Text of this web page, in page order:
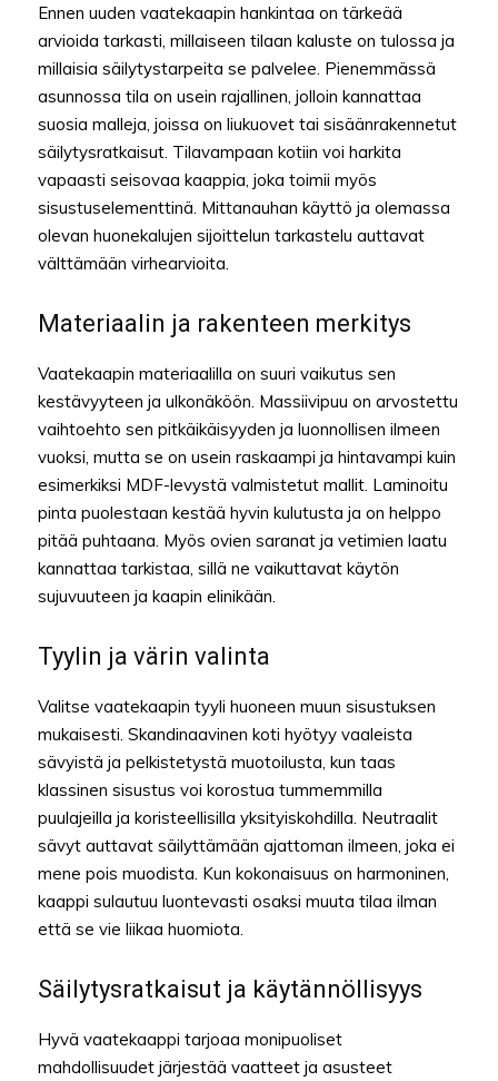
Ennen uuden vaatekaapin hankintaa on tärkeää
arvioida tarkasti, millaiseen tilaan kaluste on tulossa ja
millaisia säilytystarpeita se palvelee. Pienemmässä
asunnossa tila on usein rajallinen, jolloin kannattaa
suosia malleja, joissa on liukuovet tai sisäänrakennetut
säilytysratkaisut. Tilavampaan kotiin voi harkita
vapaasti seisovaa kaappia, joka toimii myös
sisustuselementtinä. Mittanauhan käyttö ja olemassa
olevan huonekalujen sijoittelun tarkastelu auttavat
välttämään virhearvioita.
Materiaalin ja rakenteen merkitys
Vaatekaapin materiaalilla on suuri vaikutus sen
kestävyyteen ja ulkonäköön. Massiivipuu on arvostettu
vaihtoehto sen pitkäikäisyyden ja luonnollisen ilmeen
vuoksi, mutta se on usein raskaampi ja hintavampi kuin
esimerkiksi MDF-levystä valmistetut mallit. Laminoitu
pinta puolestaan kestää hyvin kulutusta ja on helppo
pitää puhtaana. Myös ovien saranat ja vetimien laatu
kannattaa tarkistaa, sillä ne vaikuttavat käytön
sujuvuuteen ja kaapin elinikään.
Tyylin ja värin valinta
Valitse vaatekaapin tyyli huoneen muun sisustuksen
mukaisesti. Skandinaavinen koti hyötyy vaaleista
sävyistä ja pelkistetystä muotoilusta, kun taas
klassinen sisustus voi korostua tummemmilla
puulajeilla ja koristeellisilla yksityiskohdilla. Neutraalit
sävyt auttavat säilyttämään ajattoman ilmeen, joka ei
mene pois muodista. Kun kokonaisuus on harmoninen,
kaappi sulautuu luontevasti osaksi muuta tilaa ilman
että se vie liikaa huomiota.
Säilytysratkaisut ja käytännöllisyys
Hyvä vaatekaappi tarjoaa monipuoliset
mahdollisuudet järjestää vaatteet ja asusteet